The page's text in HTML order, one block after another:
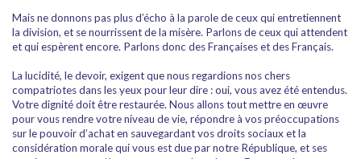
Mais ne donnons pas plus d’écho à la parole de ceux qui entretiennent
la division, et se nourrissent de la misère. Parlons de ceux qui attendent
et qui espèrent encore. Parlons donc des Françaises et des Français.
La lucidité, le devoir, exigent que nous regardions nos chers
compatriotes dans les yeux pour leur dire : oui, vous avez été entendus.
Votre dignité doit être restaurée. Nous allons tout mettre en œuvre
pour vous rendre votre niveau de vie, répondre à vos préoccupations
sur le pouvoir d’achat en sauvegardant vos droits sociaux et la
considération morale qui vous est due par notre République, et ses